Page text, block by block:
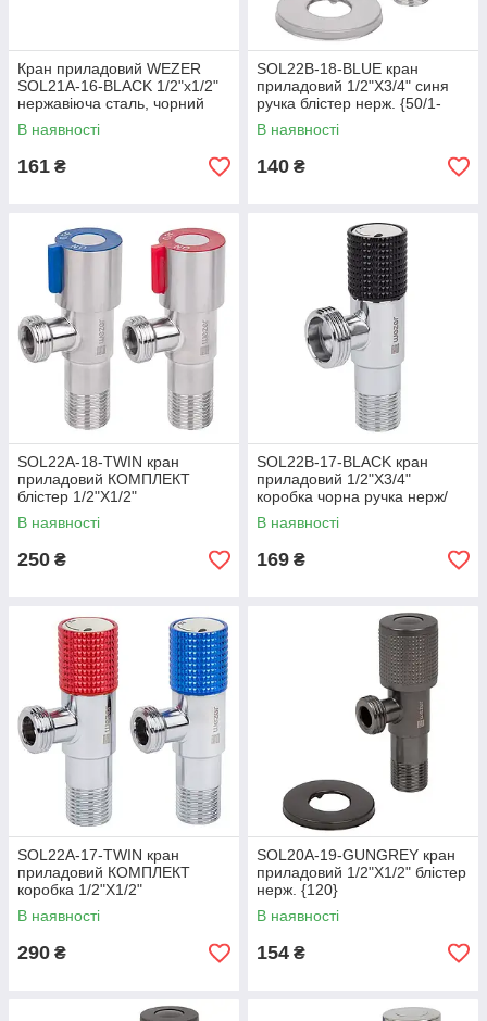
Кран приладовий WEZER
SOL21A-16-BLACK 1/2"x1/2"
нержавіюча сталь, чорний
В наявності
161 ₴
SOL22B-18-BLUE кран
приладовий 1/2"X3/4" синя
ручка блістер нерж. {50/1-
120}
В наявності
140 ₴
SOL22А-18-TWIN кран
приладовий КОМПЛЕКТ
блістер 1/2"X1/2"
(синій+червоний) нер. (пара)
{30/40}
В наявності
250 ₴
SOL22B-17-BLACK кран
приладовий 1/2"X3/4"
коробка чорна ручка нерж/
хром {100}
В наявності
169 ₴
SOL22A-17-TWIN кран
приладовий КОМПЛЕКТ
коробка 1/2"X1/2"
(синій+червоний) нерж/хром
(пара) {100}
В наявності
290 ₴
SOL20A-19-GUNGREY кран
приладовий 1/2"X1/2" блістер
нерж. {120}
В наявності
154 ₴